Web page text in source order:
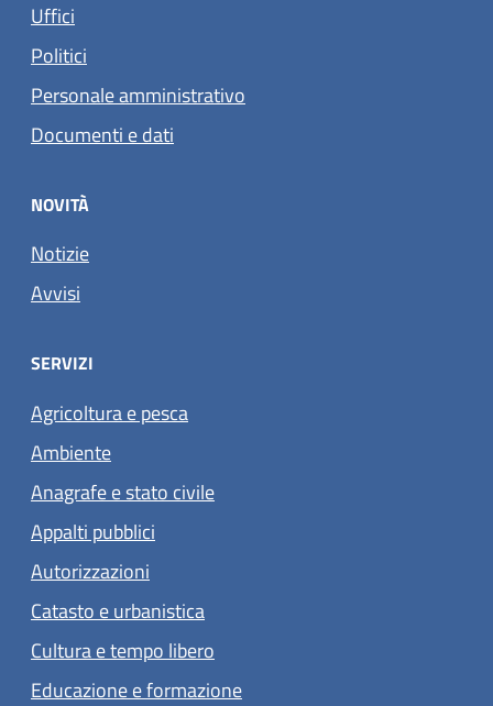
Uffici
Politici
Personale amministrativo
Documenti e dati
NOVITÀ
Notizie
Avvisi
SERVIZI
Agricoltura e pesca
Ambiente
Anagrafe e stato civile
Appalti pubblici
Autorizzazioni
Catasto e urbanistica
Cultura e tempo libero
Educazione e formazione